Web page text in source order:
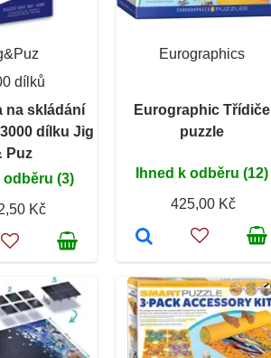
dílků
na skládání
dílku Jig
Puz
odběru (3)
Kč
Eurographics
Eurographic Třídiče
puzzle
Ihned k odběru (12)
425,00 Kč